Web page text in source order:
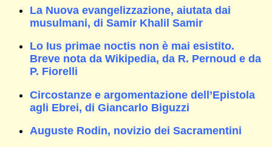
La Nuova evangelizzazione, aiutata dai
musulmani, di Samir Khalil Samir
Lo Ius primae noctis non è mai esistito.
Breve nota da Wikipedia, da R. Pernoud e da
P. Fiorelli
Circostanze e argomentazione dell’Epistola
agli Ebrei, di Giancarlo Biguzzi
Auguste Rodin, novizio dei Sacramentini